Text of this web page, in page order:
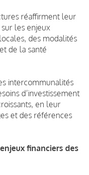
réaffirment leur
les enjeux
des modalités
de la santé
intercommunalités
d’investissement
en leur
et des références
financiers des